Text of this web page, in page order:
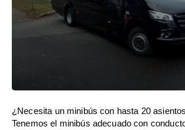
¿Necesita un minibús con hasta 20
Tenemos el minibús adecuado con